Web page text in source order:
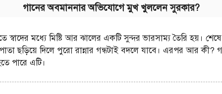
গানের অবমাননার অভিযোগে মুখ খুললেন সুরকার?
স্বাদের মধ্যে মিষ্টি আর ঝালের একটি সুন্দর ভারসাম্য তৈরি হয়।
ছড়িয়ে দিলে পুরো রান্নার গন্ধটাই বদলে যাবে। এরপর আর কী?
পারে এটি।